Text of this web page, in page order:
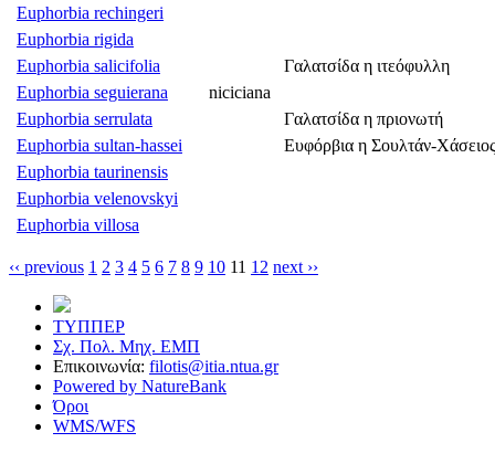
Euphorbia rechingeri
Euphorbia rigida
Euphorbia salicifolia
Γαλατσίδα η ιτεόφυλλη
Euphorbia seguierana
niciciana
Euphorbia serrulata
Γαλατσίδα η πριονωτή
Euphorbia sultan-hassei
Ευφόρβια η Σουλτάν-Χάσειος
Euphorbia taurinensis
Euphorbia velenovskyi
Euphorbia villosa
‹‹ previous 1 2 3 4 5 6 7 8 9 10 11 12 next ››
ΤΥΠΠΕΡ
Σχ. Πολ. Μηχ. ΕΜΠ
Επικοινωνία: filotis@itia.ntua.gr
Powered by NatureBank
Όροι
WMS/WFS